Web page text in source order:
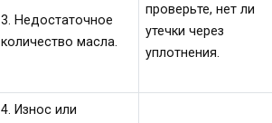
3. Недостаточное
количество масла.
проверьте, нет ли
утечки через
уплотнения.
4. Износ или